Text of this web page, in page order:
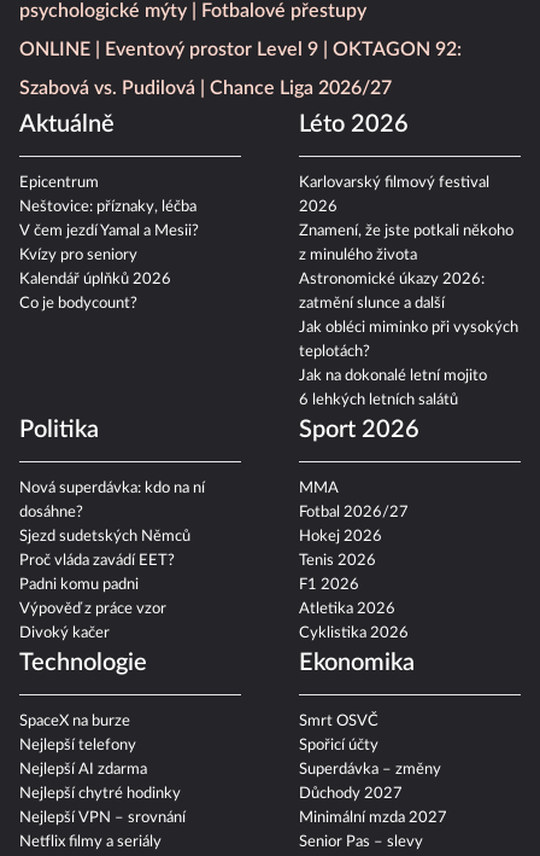
psychologické mýty
Fotbalové přestupy
ONLINE
Eventový prostor Level 9
OKTAGON 92:
Szabová vs. Pudilová
Chance Liga 2026/27
Aktuálně
Epicentrum
Neštovice: příznaky, léčba
V čem jezdí Yamal a Mesii?
Kvízy pro seniory
Kalendář úplňků 2026
Co je bodycount?
Léto 2026
Karlovarský filmový festival
2026
Znamení, že jste potkali někoho
z minulého života
Astronomické úkazy 2026:
zatmění slunce a další
Jak obléci miminko při vysokých
teplotách?
Jak na dokonalé letní mojito
6 lehkých letních salátů
Politika
Nová superdávka: kdo na ní
dosáhne?
Sjezd sudetských Němců
Proč vláda zavádí EET?
Padni komu padni
Výpověď z práce vzor
Divoký kačer
Sport 2026
MMA
Fotbal 2026/27
Hokej 2026
Tenis 2026
F1 2026
Atletika 2026
Cyklistika 2026
Technologie
SpaceX na burze
Nejlepší telefony
Nejlepší AI zdarma
Nejlepší chytré hodinky
Nejlepší VPN – srovnání
Netflix filmy a seriály
Ekonomika
Smrt OSVČ
Spořicí účty
Superdávka – změny
Důchody 2027
Minimální mzda 2027
Senior Pas – slevy